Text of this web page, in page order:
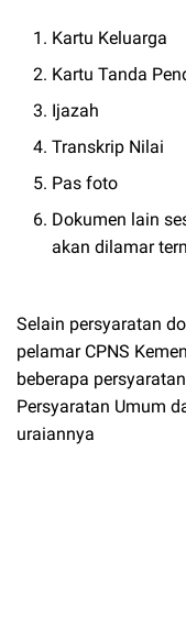
Kartu Keluarga
Kartu Tanda
Ijazah
Transkrip Nilai
Pas foto
Dokumen lain
akan dilamar
Selain persyaratan
pelamar CPNS
beberapa
Persyaratan Umum
uraiannya